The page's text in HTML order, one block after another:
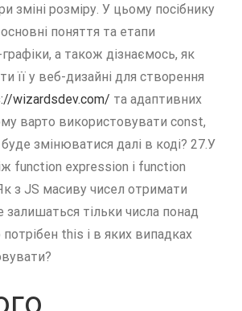
зміні розміру. У цьому посібнику
поняття та етапи
а також дізнаємось, як
її у веб-дизайні для створення
wizardsdev.com/ та адаптивних
варто використовувати const,
змінюватися далі в коді? 27.У
function expression і function
з JS масиву чисел отримати
залишаться тільки числа понад
this і в яких випадках